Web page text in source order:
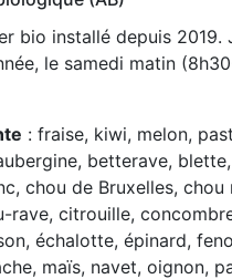
bio installé depuis 2019.
le samedi matin
: fraise, kiwi, melon,
betterave,
chou de Bruxelles, chou
rave, citrouille,
échalotte, épinard,
maïs, navet, oignon,